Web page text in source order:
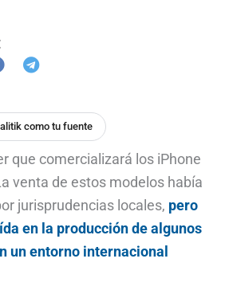
como tu fuente
que comercializará los iPhone
venta de estos modelos había
jurisprudencias locales, pero
en la producción de algunos
un entorno internacional